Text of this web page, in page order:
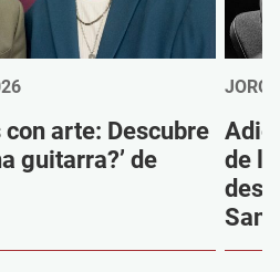
arte: Descubre
guitarra?’ de
de
Sanz